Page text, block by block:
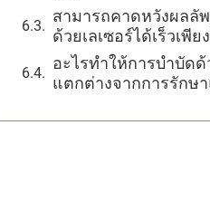
สามารถคาดหวังผลลั
ด้วยเลเซอร์ได้เร็วเพีย
อะไรทำให้การบำบัดด้
แตกต่างจากการรักษ